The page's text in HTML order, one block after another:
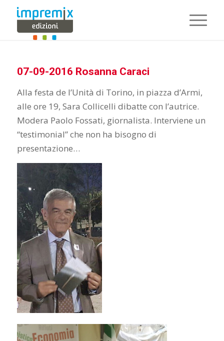
07-09-2016 Rosanna Caraci
Alla festa de l’Unità di Torino, in piazza d’Armi,
alle ore 19, Sara Collicelli dibatte con l’autrice.
Modera Paolo Fossati, giornalista. Interviene un
“testimonial” che non ha bisogno di
presentazione…